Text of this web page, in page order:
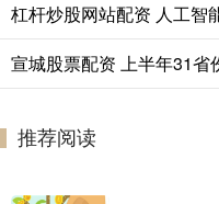
宣城股票配资 上半年31省
推荐阅读